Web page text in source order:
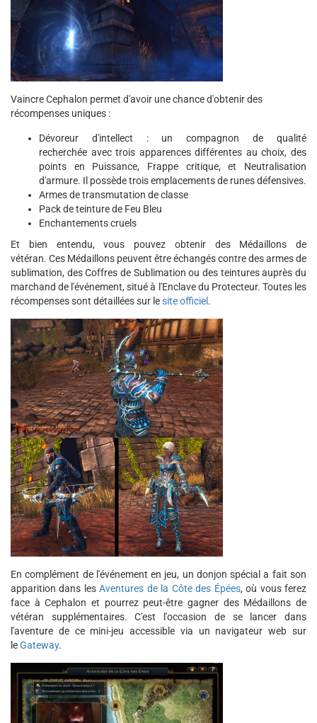
Vaincre Cephalon permet d'avoir une chance d'obtenir des
récompenses uniques :
Dévoreur d'intellect : un compagnon de qualité
recherchée avec trois apparences différentes au choix, des
points en Puissance, Frappe critique, et Neutralisation
d'armure. Il possède trois emplacements de runes défensives.
Armes de transmutation de classe
Pack de teinture de Feu Bleu
Enchantements cruels
Et bien entendu, vous pouvez obtenir des Médaillons de
vétéran. Ces Médaillons peuvent être échangés contre des armes de
sublimation, des Coffres de Sublimation ou des teintures auprès du
marchand de l'événement, situé à l'Enclave du Protecteur. Toutes les
récompenses sont détaillées sur lesite officiel .
En complément de l'événement en jeu, un donjon spécial a fait son
apparition dans lesAventures de la Côte des Épées, où vous ferez
face à Cephalon et pourrez peut-être gagner des Médaillons de
vétéran supplémentaires. C'est l'occasion de se lancer dans
l'aventure de ce mini-jeu accessible via un navigateur web sur
leGateway.